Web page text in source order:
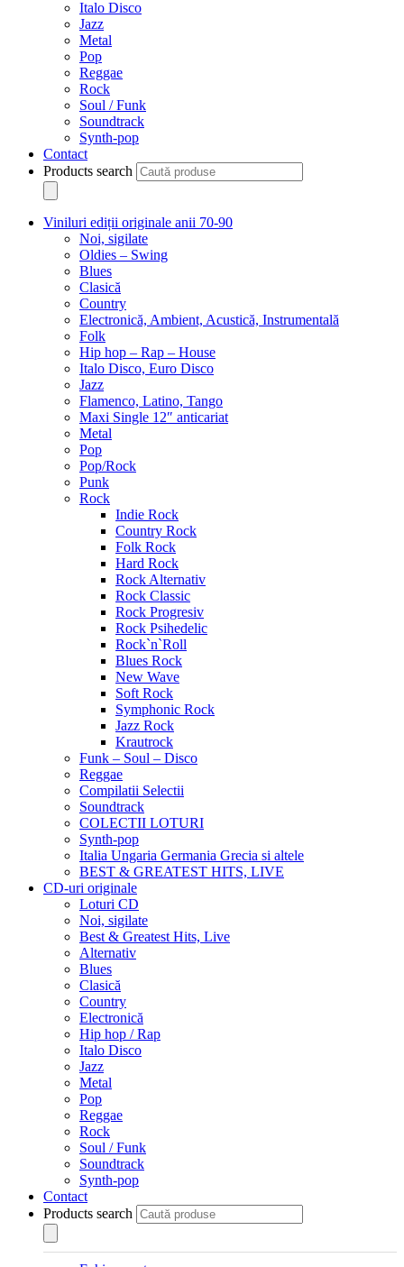
Italo Disco
Jazz
Metal
Pop
Reggae
Rock
Soul / Funk
Soundtrack
Synth-pop
Contact
Products search
Viniluri ediții originale anii 70-90
Noi, sigilate
Oldies – Swing
Blues
Clasică
Country
Electronică, Ambient, Acustică, Instrumentală
Folk
Hip hop – Rap – House
Italo Disco, Euro Disco
Jazz
Flamenco, Latino, Tango
Maxi Single 12″ anticariat
Metal
Pop
Pop/Rock
Punk
Rock
Indie Rock
Country Rock
Folk Rock
Hard Rock
Rock Alternativ
Rock Classic
Rock Progresiv
Rock Psihedelic
Rock`n`Roll
Blues Rock
New Wave
Soft Rock
Symphonic Rock
Jazz Rock
Krautrock
Funk – Soul – Disco
Reggae
Compilatii Selectii
Soundtrack
COLECTII LOTURI
Synth-pop
Italia Ungaria Germania Grecia si altele
BEST & GREATEST HITS, LIVE
CD-uri originale
Loturi CD
Noi, sigilate
Best & Greatest Hits, Live
Alternativ
Blues
Clasică
Country
Electronică
Hip hop / Rap
Italo Disco
Jazz
Metal
Pop
Reggae
Rock
Soul / Funk
Soundtrack
Synth-pop
Contact
Products search